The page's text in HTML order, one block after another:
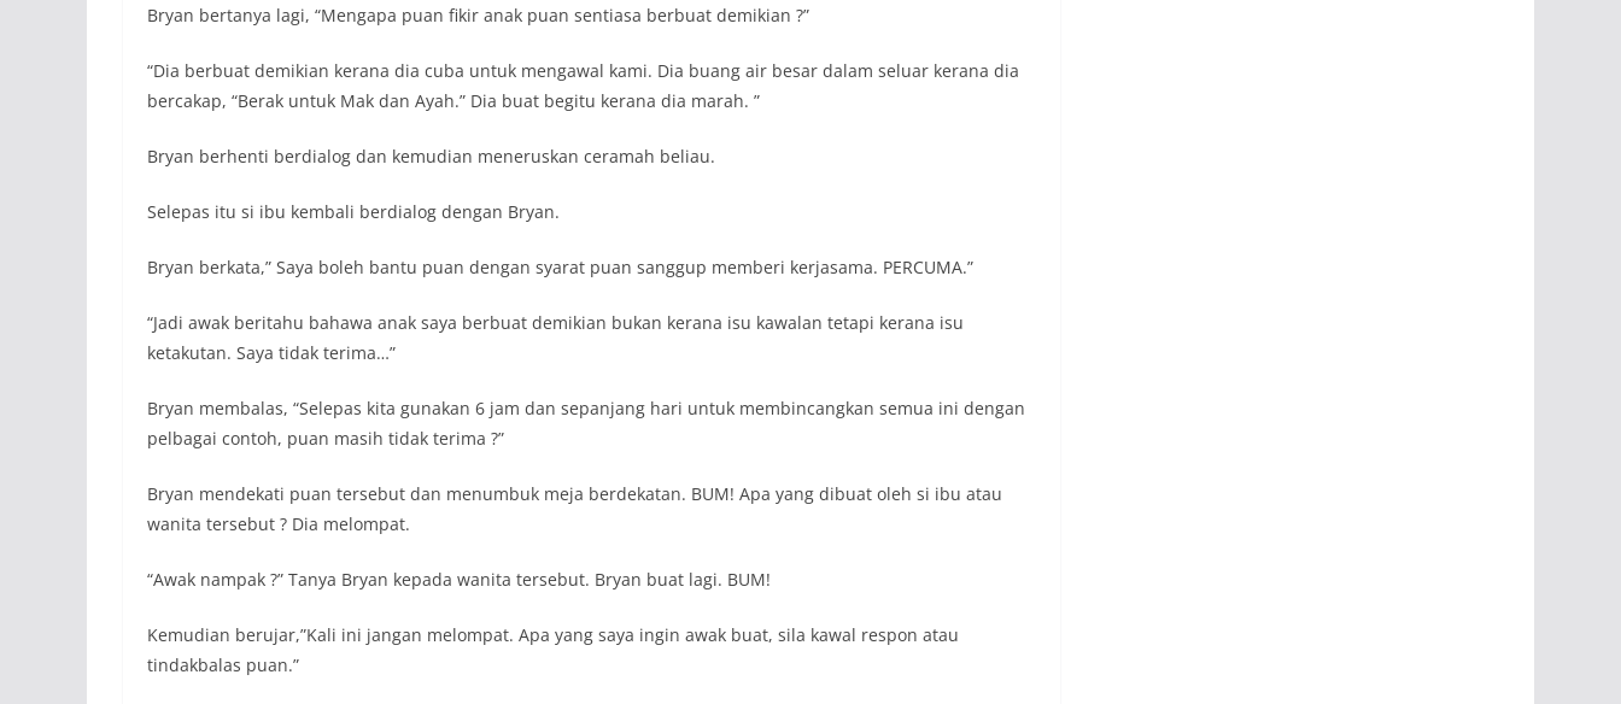
Bryan bertanya lagi, “Mengapa puan fikir anak puan sentiasa berbuat demikian ?”
“Dia berbuat demikian kerana dia cuba untuk mengawal kami. Dia buang air besar dalam seluar kerana dia
bercakap, “Berak untuk Mak dan Ayah.” Dia buat begitu kerana dia marah. ”
Bryan berhenti berdialog dan kemudian meneruskan ceramah beliau.
Selepas itu si ibu kembali berdialog dengan Bryan.
Bryan berkata,” Saya boleh bantu puan dengan syarat puan sanggup memberi kerjasama. PERCUMA.”
“Jadi awak beritahu bahawa anak saya berbuat demikian bukan kerana isu kawalan tetapi kerana isu
ketakutan. Saya tidak terima…”
Bryan membalas, “Selepas kita gunakan 6 jam dan sepanjang hari untuk membincangkan semua ini dengan
pelbagai contoh, puan masih tidak terima ?”
Bryan mendekati puan tersebut dan menumbuk meja berdekatan. BUM! Apa yang dibuat oleh si ibu atau
wanita tersebut ? Dia melompat.
“Awak nampak ?” Tanya Bryan kepada wanita tersebut. Bryan buat lagi. BUM!
Kemudian berujar,”Kali ini jangan melompat. Apa yang saya ingin awak buat, sila kawal respon atau
tindakbalas puan.”